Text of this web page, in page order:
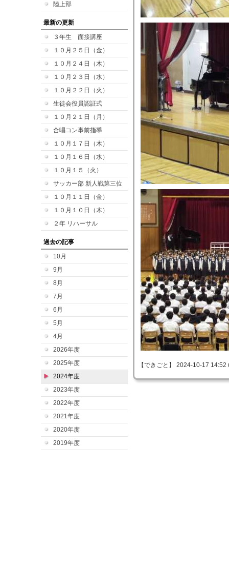
陸上部
最新の更新
３年生 面接講座
１０月２５日（金）
１０月２４日（木）
１０月２３日（水）
１０月２２日（火）
生徒会役員認証式
１０月２１日（月）
合唱コン事前指導
１０月１７日（木）
１０月１６日（水）
１０月１５（火）
サッカー部 新人戦第三位
１０月１１日（金）
１０月１０日（木）
２年 リハーサル
過去の記事
10月
9月
8月
7月
6月
5月
4月
2026年度
2025年度
2024年度
2023年度
2022年度
2021年度
2020年度
2019年度
【できごと】 2024-10-17